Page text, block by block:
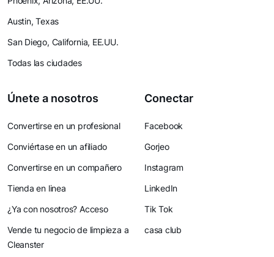
Austin, Texas
San Diego, California, EE.UU.
Todas las ciudades
Únete a nosotros
Convertirse en un profesional
Conviértase en un afiliado
Convertirse en un compañero
Tienda en linea
¿Ya con nosotros? Acceso
Vende tu negocio de limpieza a
Cleanster
Conectar
Facebook
Gorjeo
Instagram
LinkedIn
Tik Tok
casa club